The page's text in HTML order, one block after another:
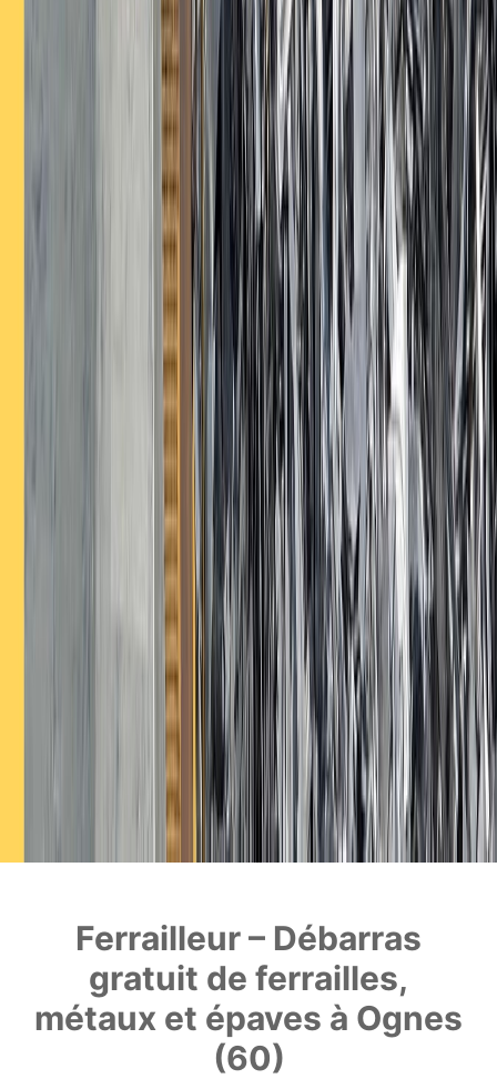
Ferrailleur – Débarras
gratuit de ferrailles,
métaux et épaves à Ognes
(60)